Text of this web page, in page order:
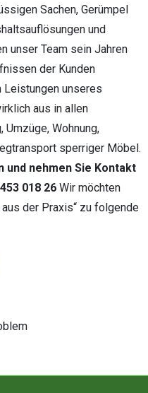
Sachen, Gerümpel
und
unser Team sein Jahren
der Kunden
Leistungen unseres
aus in allen
Umzüge, Wohnung,
sperriger Möbel.
und nehmen Sie Kontakt
018 26 Wir möchten
der Praxis“ zu folgende